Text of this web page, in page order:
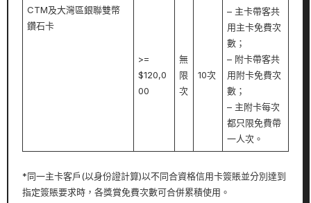
CTM及大灣區銀聯雙幣
鑽石卡
>=
$120,0
00
無
限
次
10次
– 主卡帶客共
用主卡免費次
數；
– 附卡帶客共
用附卡免費次
數；
– 主附卡每次
都只限免費帶
一人次。
*同一主卡客戶(以身份證計算)以不同合資格信用卡簽賬並分別達到
指定簽賬要求時，各獎賞免費次數可合併累積使用。